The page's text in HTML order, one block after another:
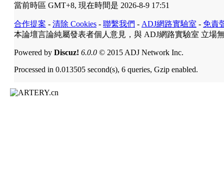
當前時區 GMT+8, 現在時間是 2026-8-9 17:51
合作提案 - 清除 Cookies - 聯繫我們 - ADJ網路實驗室 - 免責
本論壇言論純屬發表者個人意見，與 ADJ網路實驗室 立場
Powered by Discuz! 6.0.0 © 2015 ADJ Network Inc.
Processed in 0.013505 second(s), 6 queries, Gzip enabled.